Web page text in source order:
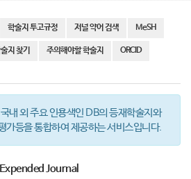
학술지 투고규정 저널 약어 검색 MeSH
지 찾기 주의해야할 학술지 ORCID
내 외 주요 인용색인 DB의 등재학술지와
가등을 통합하여 제공하는 서비스입니다.
Journal